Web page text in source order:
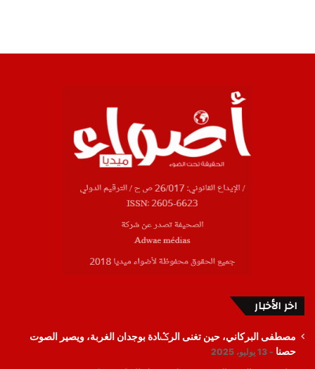
اخر الأخبار
مصطفى البركاني، حين تغنى الرݣادة بوجدان الغربة، ويصير الصوت
حصنا
13 يوليو، 2025